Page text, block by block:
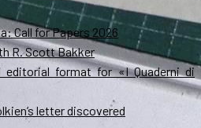
Call for Papers 2026
R. Scott Bakker
editorial format for «I Quaderni di
letter discovered